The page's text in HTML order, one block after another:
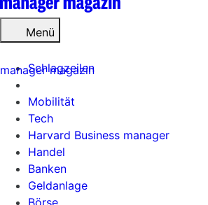
Menü
Schlagzeilen
Mobilität
Tech
Harvard Business manager
Handel
Banken
Geldanlage
Börse
manager magazin